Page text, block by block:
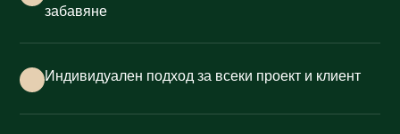
забавяне
Индивидуален подход за всеки проект и клиент